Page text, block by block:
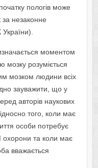
пологів може
за незаконне
моментом
мозку розуміється
мозком людини всіх
зауважити, що у
авторів наукових
того, коли має
особи потребує
охорони та коли має
вважається